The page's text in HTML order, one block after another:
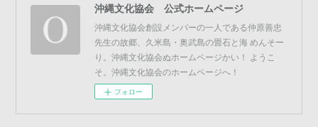
沖縄文化協会 公式ホームページ
沖縄文化協会創設メンバーの一人である仲原善忠
先生の故郷、久米島・奥武島の畳石と海 めんそー
り。沖縄文化協会ぬホームページかい！ ようこ
そ。沖縄文化協会のホームページへ！
フォロー